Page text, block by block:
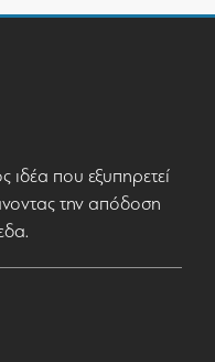
ιδέα που εξυπηρετεί
την απόδοση